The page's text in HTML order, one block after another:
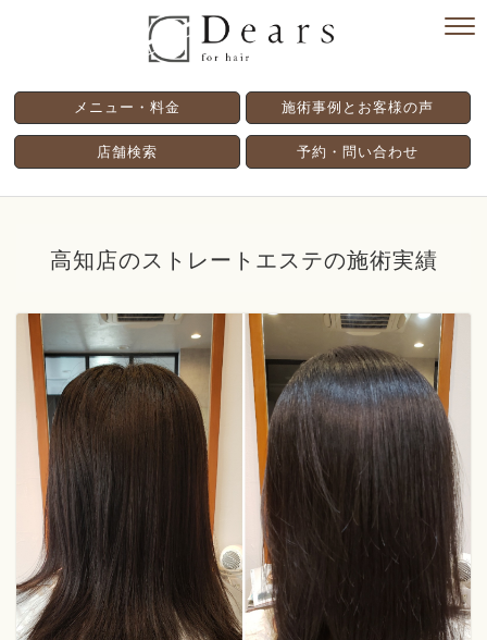
メニュー・料金 施術事例とお客様の声
店舗検索 予約・問い合わせ
高知店のストレートエステの施術実績